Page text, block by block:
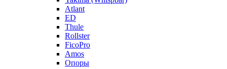
Atlant
ED
Thule
Rollster
FicoPro
Amos
Опоры